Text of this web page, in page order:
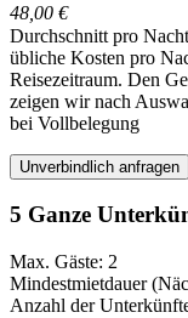
48,00 €
Durchschnitt pro
übliche Kosten pro
Reisezeitraum. Den
zeigen wir nach
bei Vollbelegung
Unverbindlich anfragen
5 Ganze
Max. Gäste: 2
Mindestmietdauer
Anzahl der